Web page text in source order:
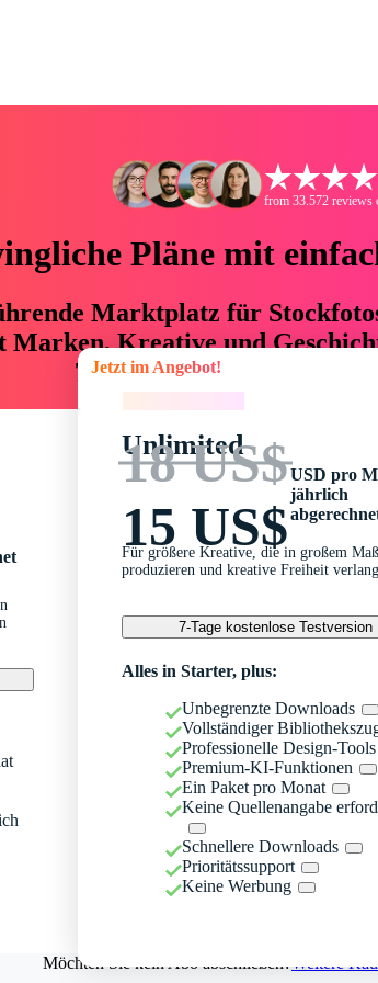
from 33.572 reviews
Pläne mit
Marktplatz für
Kreative und
76 % an Zeit und Budget
Jetzt im Angebot!
Unlimited
18 US$
15 US$
USD pro
jährlich
Für größere Kreative, die in großem
produzieren und kreative Freiheit
7-Tage kostenlose Testversion
Alles in Starter, plus:
Unbegrenzte Downloads
Vollständiger
Professionelle Design-Tools
Premium-KI-Funktionen
Ein Paket pro Monat
Keine Quellenangabe
Schnellere Downloads
Prioritätssupport
Keine Werbung
Möchten Sie kein Abo abschließen?Weitere